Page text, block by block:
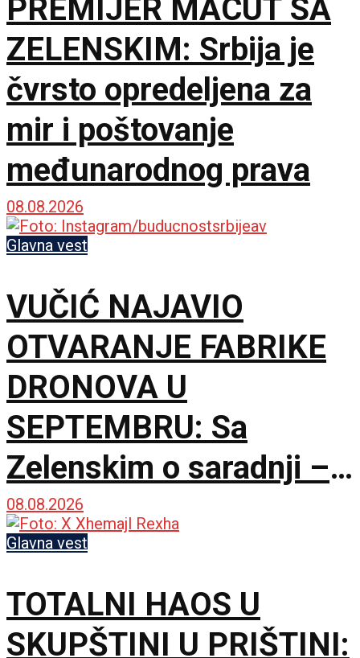
PREMIJER MACUT SA
ZELENSKIM: Srbija je
čvrsto opredeljena za
mir i poštovanje
međunarodnog prava
08.08.2026
Glavna vest
VUČIĆ NAJAVIO
OTVARANJE FABRIKE
DRONOVA U
SEPTEMBRU: Sa
Zelenskim o saradnji –
Nismo rivali, već
partneri
08.08.2026
Glavna vest
TOTALNI HAOS U
SKUPŠTINI U PRIŠTINI: